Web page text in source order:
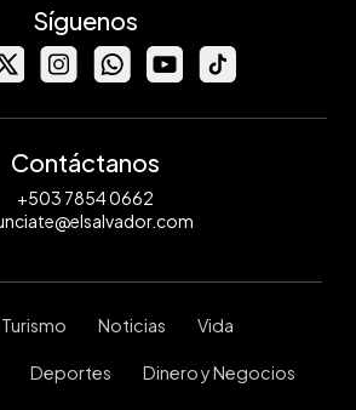
Síguenos
Contáctanos
+503 7854 0662
Turismo Noticias Vida
Deportes Dinero y Negocios